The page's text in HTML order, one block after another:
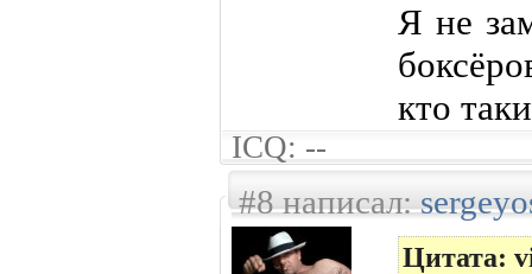
Я не
кто
ICQ: --
#8 написал:
Цитата: